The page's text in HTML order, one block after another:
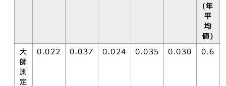
(年
平
均
値)
大
師
測
定
0.022 0.037 0.024 0.035 0.030 0.6